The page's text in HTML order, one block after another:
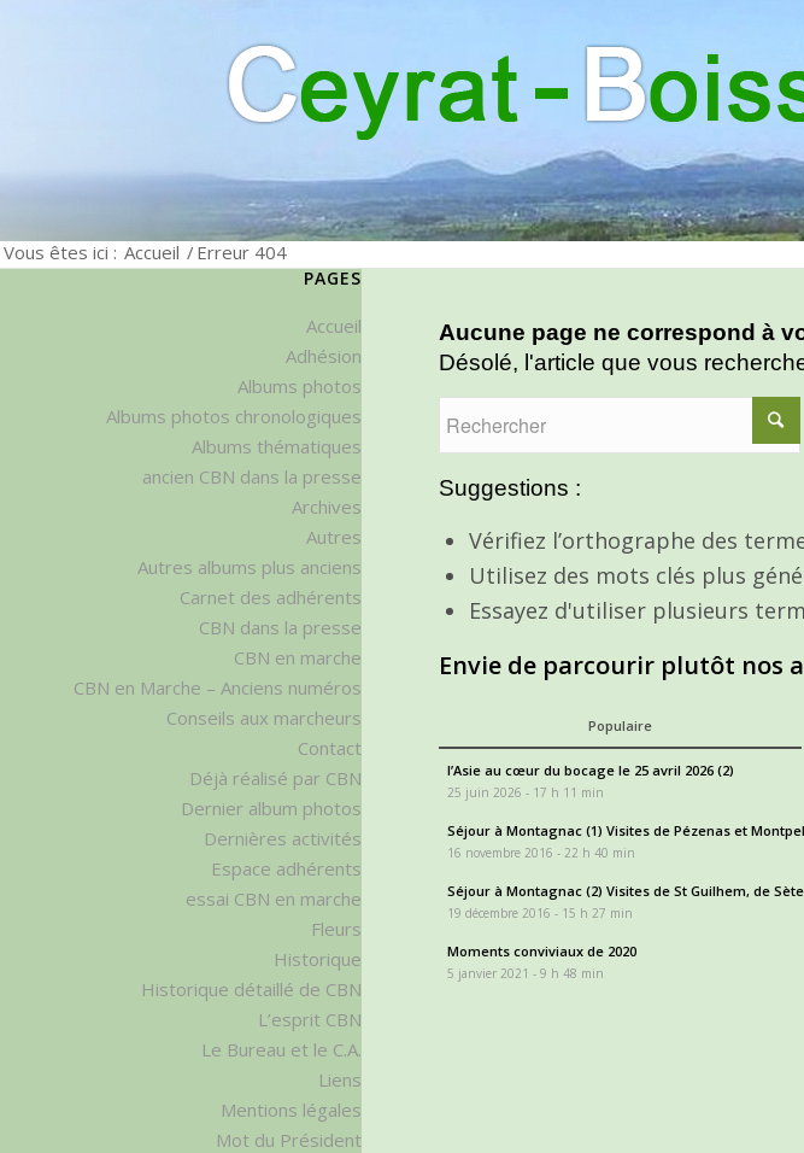
Vous êtes ici : Accueil / Erreur 404
Aucune page ne correspond à
Désolé, l'article que vous
Suggestions :
Vérifiez l’orthographe des
Utilisez des mots clés plus
Essayez d'utiliser plusieurs
Envie de parcourir plutôt nos
Populaire
l’Asie au cœur du bocage le 25 avril 2026 (2)
25 juin 2026 - 17 h 11 min
Séjour à Montagnac (1) Visites de Pézenas et
16 novembre 2016 - 22 h 40 min
Séjour à Montagnac (2) Visites de St Guilhem, de
19 décembre 2016 - 15 h 27 min
Moments conviviaux de 2020
5 janvier 2021 - 9 h 48 min
PAGES
Accueil
Adhésion
Albums photos
Albums photos chronologiques
Albums thématiques
ancien CBN dans la presse
Archives
Autres
Autres albums plus anciens
Carnet des adhérents
CBN dans la presse
CBN en marche
CBN en Marche – Anciens numéros
Conseils aux marcheurs
Contact
Déjà réalisé par CBN
Dernier album photos
Dernières activités
Espace adhérents
essai CBN en marche
Fleurs
Historique
Historique détaillé de CBN
L’esprit CBN
Le Bureau et le C.A.
Liens
Mentions légales
Mot du Président